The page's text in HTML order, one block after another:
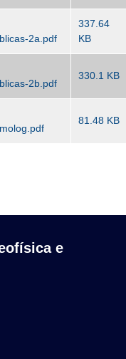
2a.pdf
337.64
KB
2b.pdf
330.1 KB
81.48 KB
e